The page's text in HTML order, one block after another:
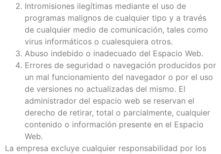
Intromisiones ilegítimas mediante el uso de
programas malignos de cualquier tipo y a través
de cualquier medio de comunicación, tales como
virus informáticos o cualesquiera otros.
Abuso indebido o inadecuado del Espacio Web.
Errores de seguridad o navegación producidos por
un mal funcionamiento del navegador o por el uso
de versiones no actualizadas del mismo. El
administrador del espacio web se reservan el
derecho de retirar, total o parcialmente, cualquier
contenido o información presente en el Espacio
Web.
La empresa excluye cualquier responsabilidad por los